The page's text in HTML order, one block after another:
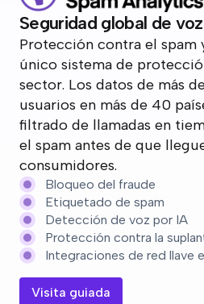
Seguridad global de voz
Protección contra el spam
único sistema de
sector. Los datos de más
usuarios en más de 40
filtrado de llamadas en
el spam antes de que
consumidores.
Bloqueo del fraude
Etiquetado de spam
Detección de voz por IA
Protección contra la
Integraciones de red llave
Visita guiada